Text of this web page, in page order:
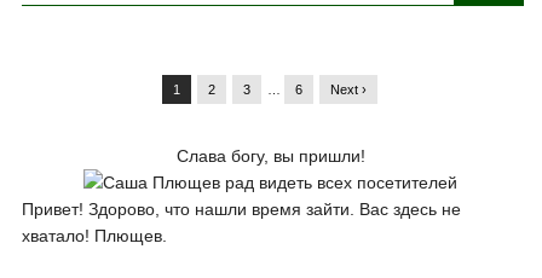
1 2 3 6 Next ›
Слава богу, вы пришли!
Привет! Здорово, что нашли время зайти. Вас здесь не
хватало! Плющев.